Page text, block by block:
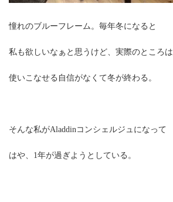
憧れのブルーフレーム。毎年冬になると
私も欲しいなぁと思うけど、実際のところは
使いこなせる自信がなくて冬が終わる。
そんな私がAladdinコンシェルジュになって
はや、1年が過ぎようとしている。